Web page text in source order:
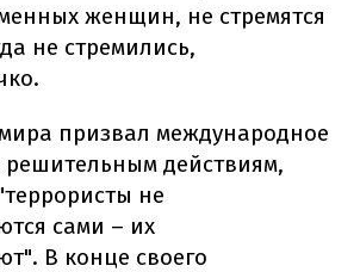
женщин, не стремятся
не стремились,
призвал международное
решительным действиям,
не
сами – их
В конце своего